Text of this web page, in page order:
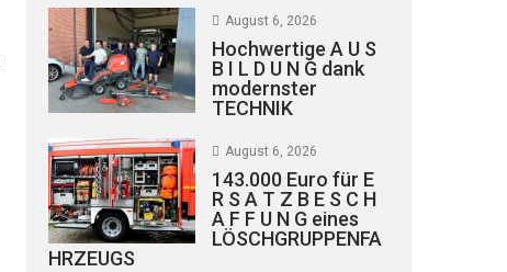
August 6, 2026
Hochwertige A U S
B I L D U N G dank
modernster
TECHNIK
August 6, 2026
143.000 Euro für E
R S A T Z B E S C H
A F F U N G eines
LÖSCHGRUPPENFA
HRZEUGS